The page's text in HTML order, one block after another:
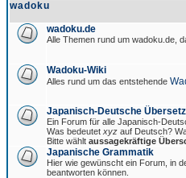
wadoku
wadoku.de
Alle Themen rund um wadoku.de,
Wadoku-Wiki
Alles rund um das entstehende
Japanisch-Deutsche
Ein Forum für alle Japanisch-
Was bedeutet xyz auf Deutsch?
Bitte wählt aussagekräftige
Japanische Grammatik
Hier wie gewünscht ein Forum, in
beantworten können.